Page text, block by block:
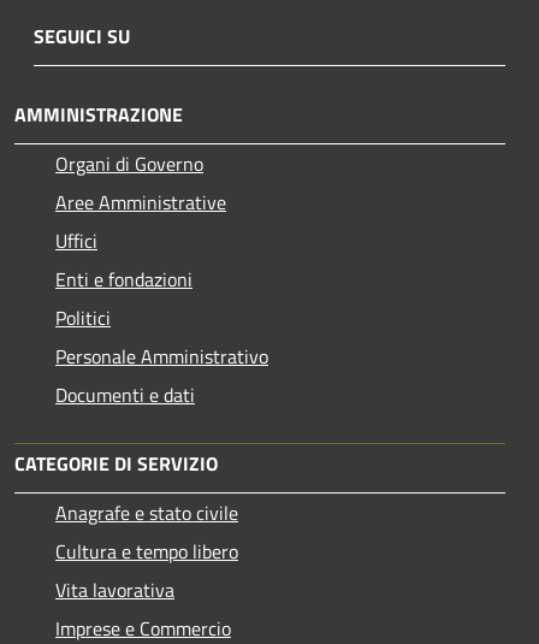
SEGUICI SU
AMMINISTRAZIONE
Organi di Governo
Aree Amministrative
Uffici
Enti e fondazioni
Politici
Personale Amministrativo
Documenti e dati
CATEGORIE DI SERVIZIO
Anagrafe e stato civile
Cultura e tempo libero
Vita lavorativa
Imprese e Commercio